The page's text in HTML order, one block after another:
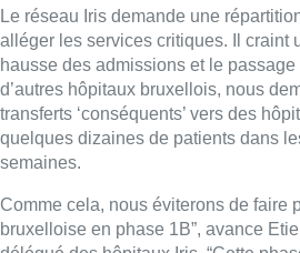
Le réseau Iris demande une
alléger les services critiques. Il craint
hausse des admissions et le
d’autres hôpitaux bruxellois, nous
transferts ‘conséquents’ vers des
quelques dizaines de patients dans
semaines.
Comme cela, nous éviterons de faire
bruxelloise en phase 1B”, avance